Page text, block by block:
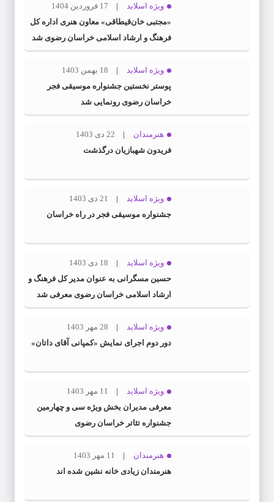
ویژه اسلاید
17 فروردین 1404
«مجتبی خان‌قیطاقی» معاون هنری اداره کل
فرهنگ و ارشاد اسلامی خراسان رضوی شد
ویژه اسلاید
18 بهمن 1403
پوستر نخستین جشنواره موسیقی فجر
خراسان رضوی رونمایی شد
هنرمندان
22 دی 1403
فریدون شهبازیان درگذشت
ویژه اسلاید
21 دی 1403
جشنواره موسیقی فجر در راه خراسان
ویژه اسلاید
18 دی 1403
حسین مسگرانی به عنوان مدیر کل فرهنگ و
ارشاد اسلامی خراسان رضوی معرفی شد
ویژه اسلاید
28 مهر 1403
دور دوم اجرای نمایش «کمپانی آقای داتان»
ویژه اسلاید
11 مهر 1403
معرفی مدیران بخش ویژه سی و چهارمین
جشنواره تئاتر خراسان رضوی
هنرمندان
11 مهر 1403
هنرمندان زیادی خانه نشین شده اند